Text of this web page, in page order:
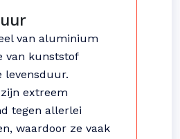
van aluminium
van kunststof
levensduur.
extreem
tegen allerlei
waardoor ze vaak